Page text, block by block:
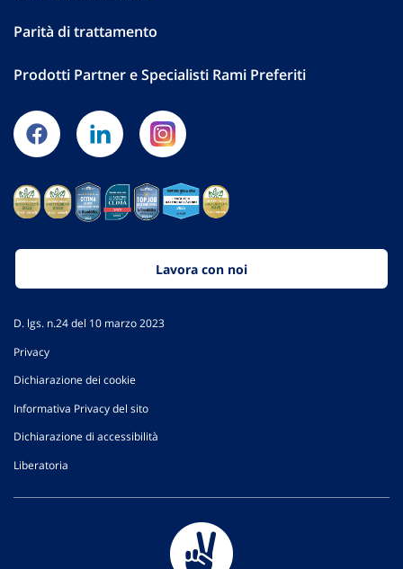
Parità di trattamento
Prodotti Partner e Specialisti Rami Preferiti
Lavora con noi
D. lgs. n.24 del 10 marzo 2023
Privacy
Dichiarazione dei cookie
Informativa Privacy del sito
Dichiarazione di accessibilità
Liberatoria